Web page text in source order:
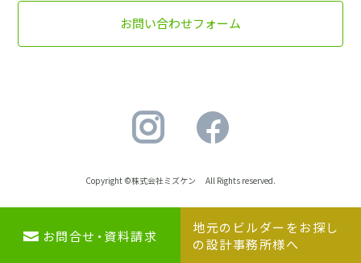
お問合せ・資料請求
地元のビルダーを
お探しの設計事務所様へ
お問合せ・資料請求
地元のビルダーをお探し
の設計事務所様へ
お問い合わせフォーム
Copyright ©株式会社ミズケン All Rights reserved.